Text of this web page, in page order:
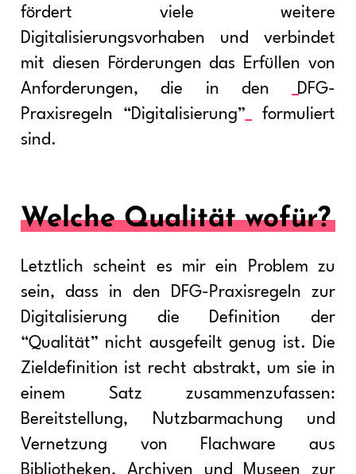
fördert viele weitere
Digitalisierungsvorhaben und verbindet
mit diesen Förderungen das Erfüllen von
Anforderungen, die in den
DFG-
Praxisregeln “Digitalisierung”
formuliert
sind.
Welche Qualität wofür?
Letztlich scheint es mir ein Problem zu
sein, dass in den DFG-Praxisregeln zur
Digitalisierung die Definition der
“Qualität” nicht ausgefeilt genug ist. Die
Zieldefinition ist recht abstrakt, um sie in
einem Satz zusammenzufassen:
Bereitstellung, Nutzbarmachung und
Vernetzung von Flachware aus
Bibliotheken, Archiven und Museen zur